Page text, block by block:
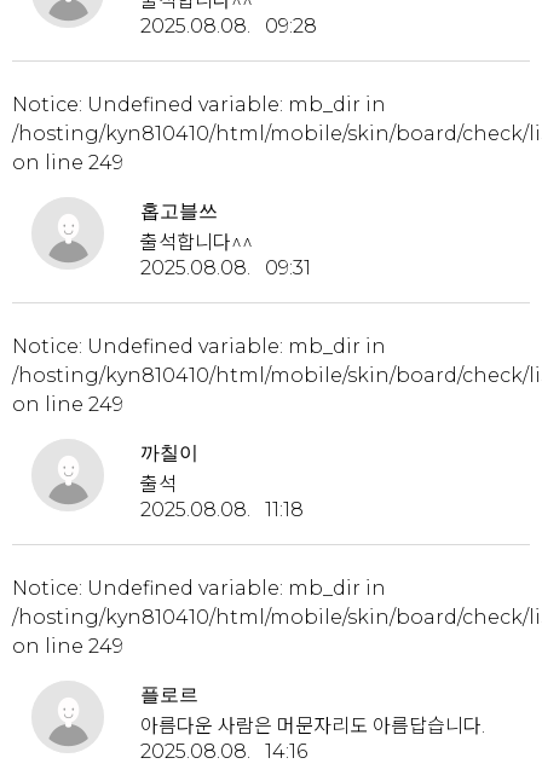
2025.08.08. 09:28
Notice: Undefined variable: mb_dir in
/hosting/kyn810410/html/mobile/skin/board/check/
on line 249
홉고블쓰
출석합니다^^
2025.08.08. 09:31
Notice: Undefined variable: mb_dir in
/hosting/kyn810410/html/mobile/skin/board/check/
on line 249
까칠이
출석
2025.08.08. 11:18
Notice: Undefined variable: mb_dir in
/hosting/kyn810410/html/mobile/skin/board/check/
on line 249
플로르
아름다운 사람은 머문자리도 아름답습니다.
2025.08.08. 14:16